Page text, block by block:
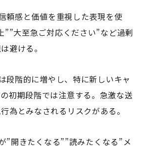
頼感と価値を重視した表現を使
””大至急ご対応ください”など過剰
避ける。
段階的に増やし、特に新しいキャ
初期段階では注意する。急激な送
為とみなされるリスクがある。
”開きたくなる””読みたくなる”メ